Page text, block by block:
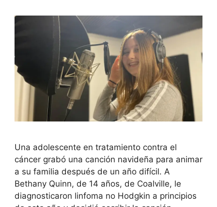
Una adolescente en tratamiento contra el
cáncer grabó una canción navideña para animar
a su familia después de un año difícil. A
Bethany Quinn, de 14 años, de Coalville, le
diagnosticaron linfoma no Hodgkin a principios